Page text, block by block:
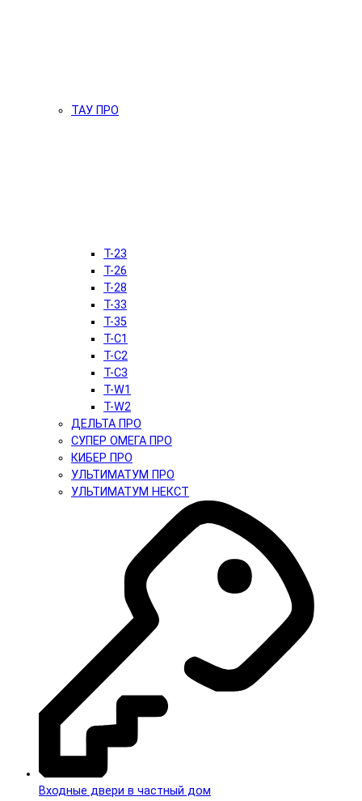
ТАУ ПРО
T-23
T-26
T-28
T-33
T-35
T-C1
T-C2
T-C3
T-W1
T-W2
ДЕЛЬТА ПРО
СУПЕР ОМЕГА ПРО
КИБЕР ПРО
УЛЬТИМАТУМ ПРО
УЛЬТИМАТУМ НЕКСТ
Входные двери в частный дом